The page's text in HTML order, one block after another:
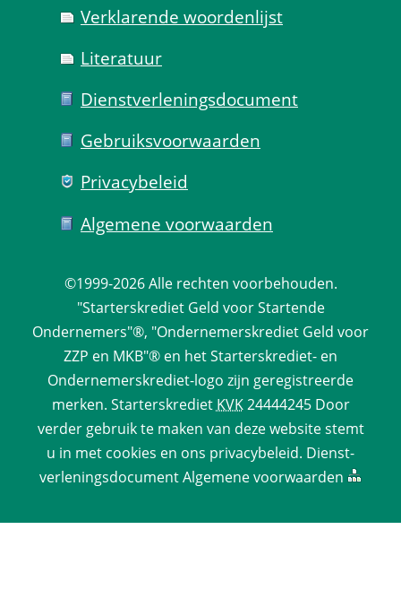
Verklarende woorden­lijst
Literatuur
Dienst­verlenings­document
Gebruiks­voorwaarden
Privacy­beleid
Algemene voorwaarden
©1999-2026 Alle rechten voorbehouden.
"Starterskrediet Geld voor Startende
Ondernemers"®, "Ondernemerskrediet Geld voor
ZZP en MKB"® en het Starterskrediet- en
Ondernemerskrediet-logo zijn geregistreerde
merken. Starterskrediet KVK 24444245 Door
verder gebruik te maken van deze website stemt
u in met cookies en ons privacy­beleid. Dienst­
verlenings­documentAlgemene voorwaarden